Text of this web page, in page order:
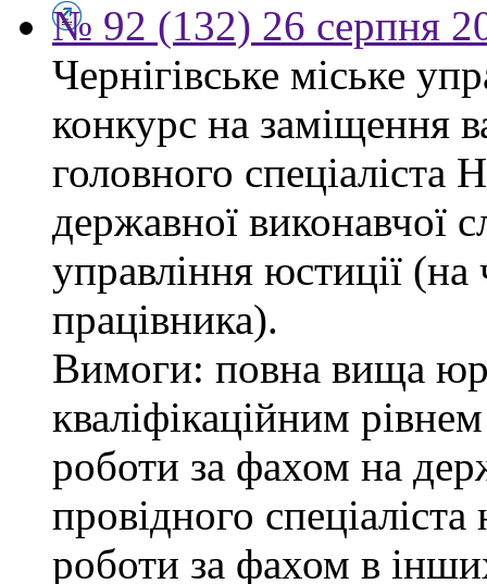
№ 92 (132) 26 серпня
Чернігівське міське
конкурс на заміщення
головного спеціаліста
державної виконавчої
управління юстиції (на
працівника).
Вимоги: повна вища
кваліфікаційним
роботи за фахом на
провідного
роботи за фахом в